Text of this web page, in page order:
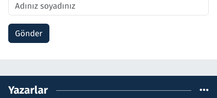
Gönder
Yazarlar